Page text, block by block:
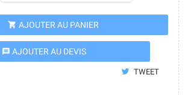
 AJOUTER AU PANIER
message AJOUTER AU DEVIS
TWEET